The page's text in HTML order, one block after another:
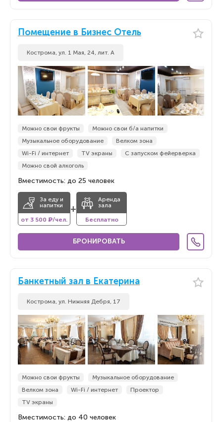
Помещение в Бизнес Отель
Кострома, ул. 1 Мая, 24, лит. А
Можно свои фрукты
Можно свои б/а напитки
Музыкальное оборудование
Велком зона
Wi-Fi / интернет
TV экраны
С запуском фейерверка
Можно свой алкоголь
Вместимость: до 25 человек
За еду и
напитки
от 3 500 ₽/чел.
+
Аренда
зала
Бесплатно
БРОНИРОВАТЬ
Банкетный зал в Екатерина
Кострома, ул. Нижняя Дебря, 17
Можно свои фрукты
Музыкальное оборудование
Велком зона
Wi-Fi / интернет
Проектор
TV экраны
Вместимость: до 40 человек